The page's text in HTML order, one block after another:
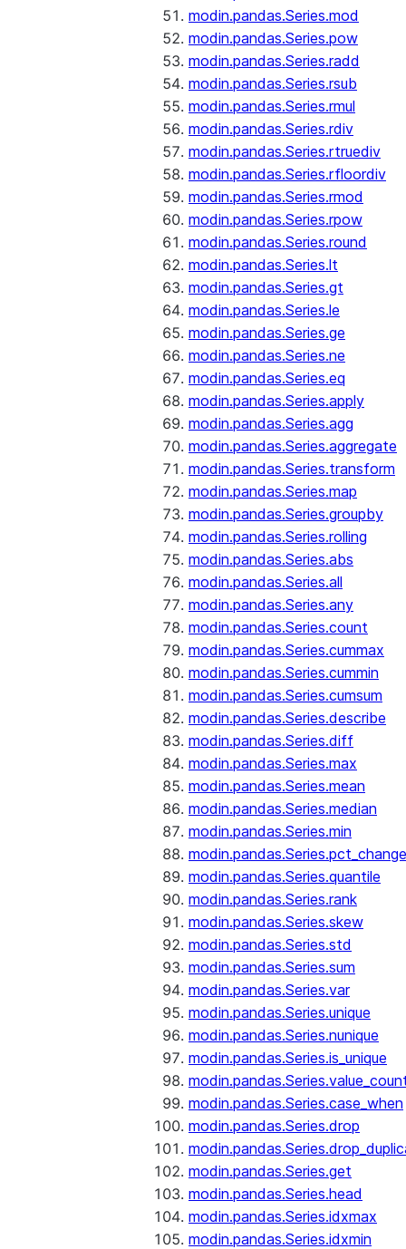
modin.pandas.Series.mod
modin.pandas.Series.pow
modin.pandas.Series.radd
modin.pandas.Series.rsub
modin.pandas.Series.rmul
modin.pandas.Series.rdiv
modin.pandas.Series.rtruediv
modin.pandas.Series.rfloordiv
modin.pandas.Series.rmod
modin.pandas.Series.rpow
modin.pandas.Series.round
modin.pandas.Series.lt
modin.pandas.Series.gt
modin.pandas.Series.le
modin.pandas.Series.ge
modin.pandas.Series.ne
modin.pandas.Series.eq
modin.pandas.Series.apply
modin.pandas.Series.agg
modin.pandas.Series.aggregate
modin.pandas.Series.transform
modin.pandas.Series.map
modin.pandas.Series.groupby
modin.pandas.Series.rolling
modin.pandas.Series.abs
modin.pandas.Series.all
modin.pandas.Series.any
modin.pandas.Series.count
modin.pandas.Series.cummax
modin.pandas.Series.cummin
modin.pandas.Series.cumsum
modin.pandas.Series.describe
modin.pandas.Series.diff
modin.pandas.Series.max
modin.pandas.Series.mean
modin.pandas.Series.median
modin.pandas.Series.min
modin.pandas.Series.pct_change
modin.pandas.Series.quantile
modin.pandas.Series.rank
modin.pandas.Series.skew
modin.pandas.Series.std
modin.pandas.Series.sum
modin.pandas.Series.var
modin.pandas.Series.unique
modin.pandas.Series.nunique
modin.pandas.Series.is_unique
modin.pandas.Series.case_when
modin.pandas.Series.drop
modin.pandas.Series.get
modin.pandas.Series.head
modin.pandas.Series.idxmax
modin.pandas.Series.idxmin